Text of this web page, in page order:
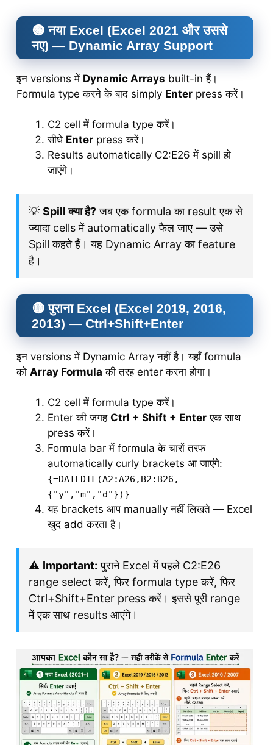
🟢 नया Excel (Excel 2021 और उससे
नए) — Dynamic Array Support
इन versions में Dynamic Arrays built-in हैं।
Formula type करने के बाद simply Enter press करें।
C2 cell में formula type करें।
सीधे Enter press करें।
Results automatically C2:E26 में spill हो
जाएंगे।
💡 Spill क्या है?जब एक formula का result एक से
ज्यादा cells में automatically फैल जाए — उसे
Spill कहते हैं। यह Dynamic Array का feature
है।
🟡 पुराना Excel (Excel 2019, 2016,
2013) — Ctrl+Shift+Enter
इन versions में Dynamic Array नहीं है। यहाँ formula
को Array Formula की तरह enter करना होगा।
C2 cell में formula type करें।
Enter की जगह Ctrl + Shift + Enter एक साथ
press करें।
Formula bar में formula के चारों तरफ
automatically curly brackets आ जाएंगे:
{=DATEDIF(A2:A26,B2:B26,
{"y","m","d"})}
यह brackets आप manually नहीं लिखते — Excel
खुद add करता है।
⚠️ Important: पुराने Excel में पहले C2:E26
range select करें, फिर formula type करें, फिर
Ctrl+Shift+Enter press करें। इससे पूरी range
में एक साथ results आएंगे।